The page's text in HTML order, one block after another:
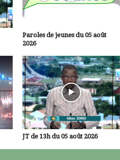
Paroles de jeunes du 05 août
2026
JT de 13h du 05 août 2026